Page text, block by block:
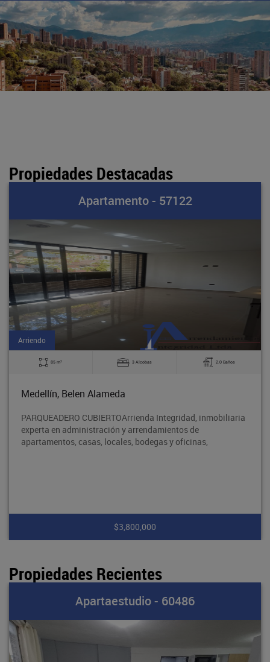
Propiedades Destacadas
Apartamento - 57122
Arriendo
85 m2 3 Alcobas 2.0 Baños
Medellín, Belen Alameda
PARQUEADERO CUBIERTOArrienda Integridad, inmobiliaria
experta en administración y arrendamientos de
apartamentos, casas, locales, bodegas y oficinas,
$3,800,000
Propiedades Recientes
Apartaestudio - 60486